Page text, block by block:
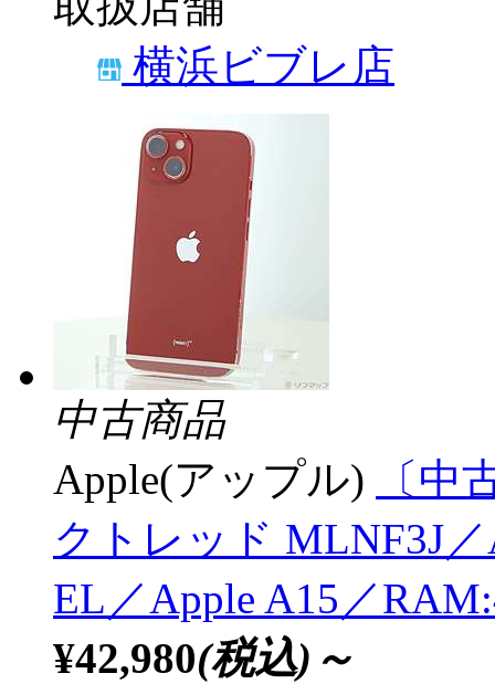
横浜ビブレ店
中古商品
Apple(アップル)
〔中
クトレッド MLNF3J
EL／Apple A15／
¥42,980(税込)～